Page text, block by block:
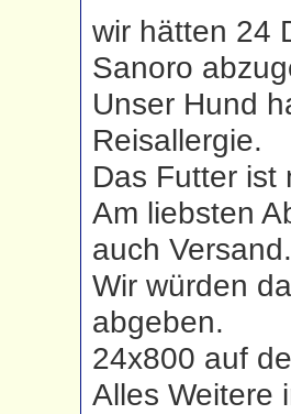
wir hätten 24
Sanoro
Unser Hund
Reisallergie.
Das Futter ist
Am liebsten
auch Versand.
Wir würden
abgeben.
24x800 auf
Alles Weitere